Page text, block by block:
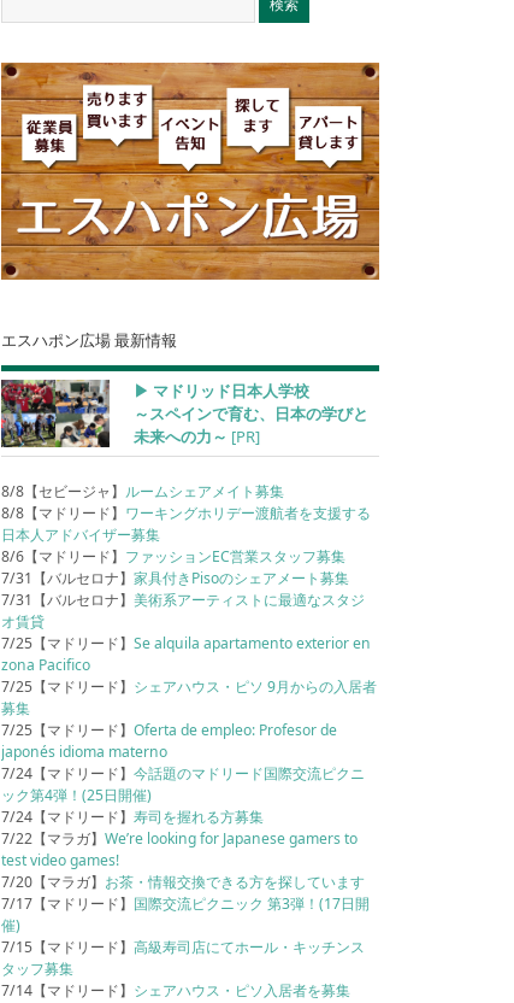
エスハポン広場 最新情報
▶︎ マドリッド日本人学校
～スペインで育む、日本の学びと
未来への力～ [PR]
8/8【セビージャ】 ルームシェアメイト募集
8/8【マドリード】 ワーキングホリデー渡航者を支援する
日本人アドバイザー募集
8/6【マドリード】 ファッションEC営業スタッフ募集
7/31【バルセロナ】家具付きPisoのシェアメート募集
7/31【バルセロナ】美術系アーティストに最適なスタジ
オ賃貸
7/25【マドリード】Se alquila apartamento exterior en
zona Pacifico
7/25【マドリード】 シェアハウス・ピソ 9月からの入居者
募集
7/25【マドリード】Oferta de empleo: Profesor de
japonés idioma materno
7/24【マドリード】今話題のマドリード国際交流ピクニ
ック第4弾！(25日開催)
7/24【マドリード】寿司を握れる方募集
7/22【マラガ】We’re looking for Japanese gamers to
test video games!
7/20【マラガ】 お茶・情報交換できる方を探しています
7/17【マドリード】 国際交流ピクニック 第3弾！(17日開
催)
7/15【マドリード】高級寿司店にてホール・キッチンス
タッフ募集
7/14【マドリード】 シェアハウス・ピソ入居者を募集